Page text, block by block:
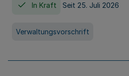
In Kraft Seit 25. Juli 2026
Verwaltungsvorschrift